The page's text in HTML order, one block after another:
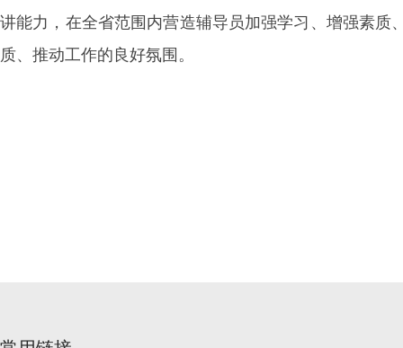
讲能力，在全省范围内营造辅导员加强学习、增强素
质、推动工作的良好氛围。